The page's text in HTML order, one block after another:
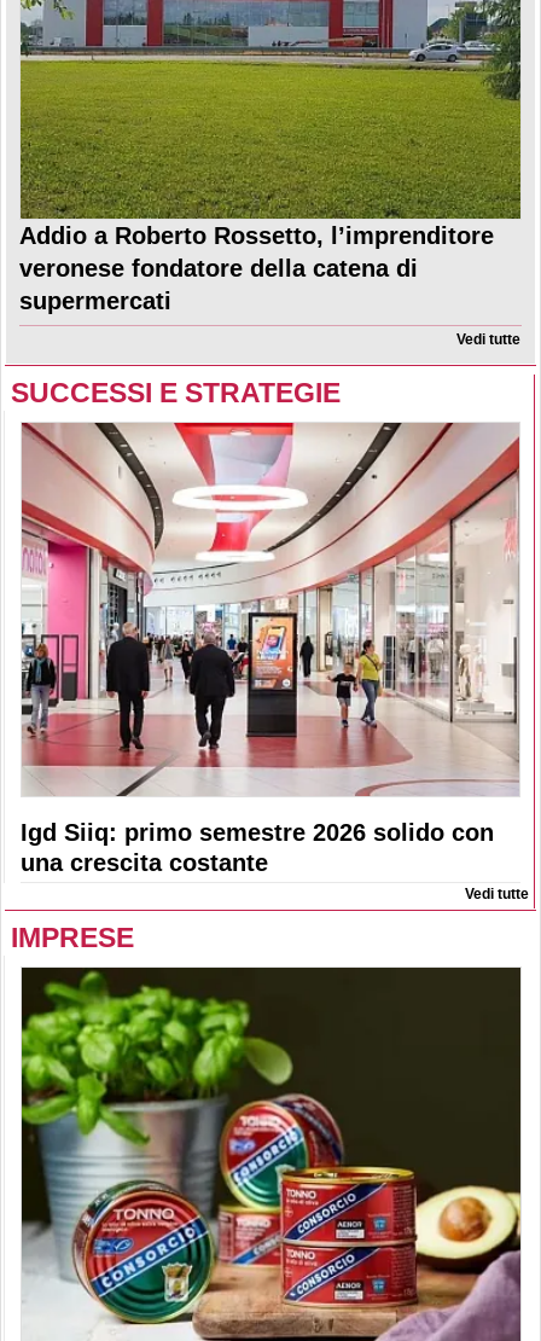
Addio a Roberto Rossetto, l’imprenditore
veronese fondatore della catena di
supermercati
Vedi tutte
SUCCESSI E STRATEGIE
Igd Siiq: primo semestre 2026 solido con
una crescita costante
Vedi tutte
IMPRESE